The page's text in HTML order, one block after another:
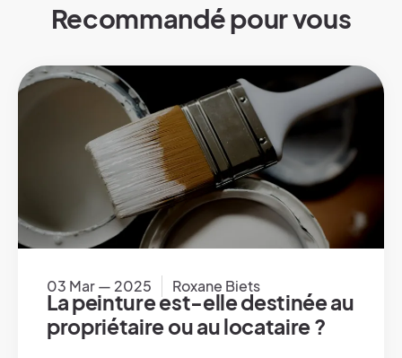
Recommandé pour vous
03 Mar — 2025 Roxane Biets
La peinture est-elle destinée au
propriétaire ou au locataire ?